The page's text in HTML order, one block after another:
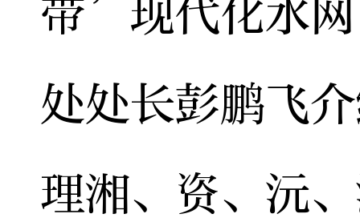
带’现代化水
处处长彭鹏飞
理湘、资、沅